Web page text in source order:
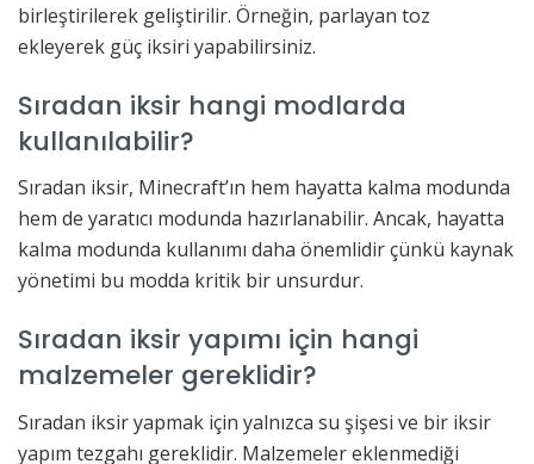
birleştirilerek geliştirilir. Örneğin, parlayan toz
ekleyerek güç iksiri yapabilirsiniz.
Sıradan iksir hangi modlarda
kullanılabilir?
Sıradan iksir, Minecraft’ın hem hayatta kalma modunda
hem de yaratıcı modunda hazırlanabilir. Ancak, hayatta
kalma modunda kullanımı daha önemlidir çünkü kaynak
yönetimi bu modda kritik bir unsurdur.
Sıradan iksir yapımı için hangi
malzemeler gereklidir?
Sıradan iksir yapmak için yalnızca su şişesi ve bir iksir
yapım tezgahı gereklidir. Malzemeler eklenmediği